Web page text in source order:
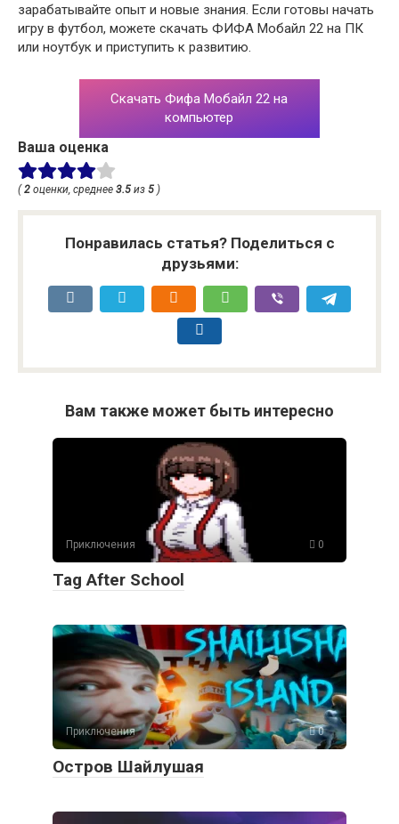
зарабатывайте опыт и новые знания. Если готовы начать
игру в футбол, можете скачать ФИФА Мобайл 22 на ПК
или ноутбук и приступить к развитию.
Скачать Фифа Мобайл 22 на
компьютер
Ваша оценка
(2 оценки, среднее 3.5 из 5 )
Понравилась статья? Поделиться с
друзьями:
Вам также может быть интересно
Приключения 0
Tag After School
Приключения 0
Остров Шайлушая